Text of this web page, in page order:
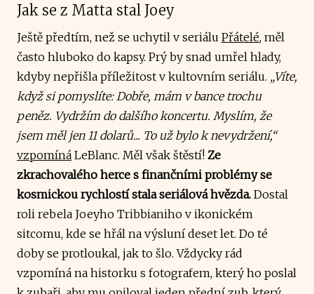
Jak se z Matta stal Joey
Ještě předtím, než se uchytil v seriálu Přátelé, měl
často hluboko do kapsy. Prý by snad umřel hlady,
kdyby nepřišla příležitost v kultovním seriálu. „Víte,
když si pomyslíte: Dobře, mám v bance trochu
peněz. Vydržím do dalšího koncertu. Myslím, že
jsem měl jen 11 dolarů... To už bylo k nevydržení,“
vzpomíná LeBlanc. Měl však štěstí! Ze
zkrachovalého herce s finančními problémy se
kosmickou rychlostí stala seriálová hvězda. Dostal
roli rebela Joeyho Tribbianiho v ikonickém
sitcomu, kde se hřál na výsluní deset let. Do té
doby se protloukal, jak to šlo. Vždycky rád
vzpomíná na historku s fotografem, který ho poslal